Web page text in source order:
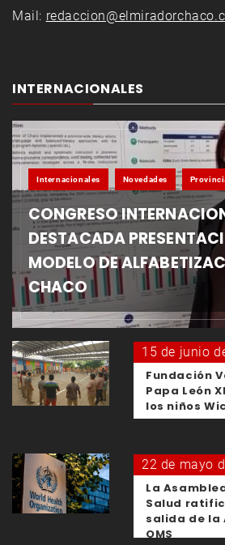
Mail:
INTERNACIONALES
Internacionales Novedades
CONGRESO
DESTACADA
MODELO DE
CHACO
15 de junio
Fundación
Papa León
los niños
22 de mayo
La
Salud
salida de la
OMS